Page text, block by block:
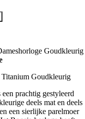
Goudkleurig
Goudkleurig
prachtig gestyleerd
deels mat en deels
een sierlijke parelmoer